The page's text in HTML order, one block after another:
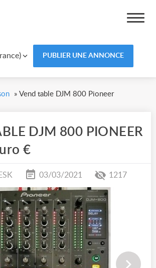
PUBLIER UNE ANNONCE
» Vend table DJM 800 Pioneer
DJM 800 PIONEER
€
03/03/2021 1217